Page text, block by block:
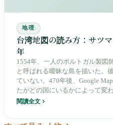
地理
台湾地図の読み方：サツ
年
1554年、一人のポルトガル製図
と呼ばれる曖昧な島を描いた。
ていない。470年後、Google
たがどの国にいるかによって変
く、政治の問題である。
閱讀全文